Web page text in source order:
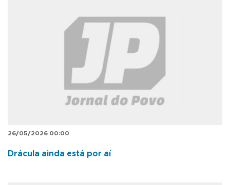
26/05/2026 00:00
Drácula ainda está por aí